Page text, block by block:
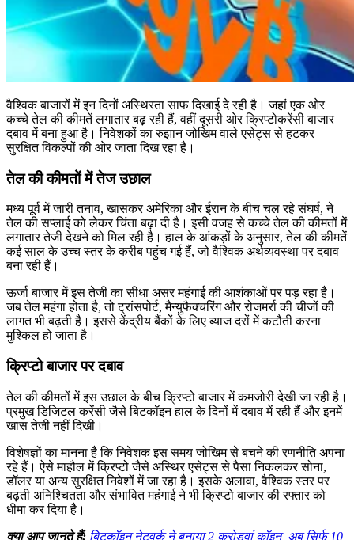
वैश्विक बाजारों में इन दिनों अस्थिरता साफ दिखाई दे रही है। जहां एक ओर
कच्चे तेल की कीमतें लगातार बढ़ रही हैं, वहीं दूसरी ओर क्रिप्टोकरेंसी बाजार
दबाव में बना हुआ है। निवेशकों का रुझान जोखिम वाले एसेट्स से हटकर
सुरक्षित विकल्पों की ओर जाता दिख रहा है।
तेल की कीमतों में तेज उछाल
मध्य पूर्व में जारी तनाव, खासकर अमेरिका और ईरान के बीच चल रहे संघर्ष, ने
तेल की सप्लाई को लेकर चिंता बढ़ा दी है। इसी वजह से कच्चे तेल की कीमतों में
लगातार तेजी देखने को मिल रही है। हाल के आंकड़ों के अनुसार, तेल की कीमतें
कई साल के उच्च स्तर के करीब पहुंच गई हैं, जो वैश्विक अर्थव्यवस्था पर दबाव
बना रही हैं।
ऊर्जा बाजार में इस तेजी का सीधा असर महंगाई की आशंकाओं पर पड़ रहा है।
जब तेल महंगा होता है, तो ट्रांसपोर्ट, मैन्युफैक्चरिंग और रोजमर्रा की चीजों की
लागत भी बढ़ती है। इससे केंद्रीय बैंकों के लिए ब्याज दरों में कटौती करना
मुश्किल हो जाता है।
क्रिप्टो बाजार पर दबाव
तेल की कीमतों में इस उछाल के बीच क्रिप्टो बाजार में कमजोरी देखी जा रही है।
प्रमुख डिजिटल करेंसी जैसे बिटकॉइन हाल के दिनों में दबाव में रही हैं और इनमें
खास तेजी नहीं दिखी।
विशेषज्ञों का मानना है कि निवेशक इस समय जोखिम से बचने की रणनीति अपना
रहे हैं। ऐसे माहौल में क्रिप्टो जैसे अस्थिर एसेट्स से पैसा निकलकर सोना,
डॉलर या अन्य सुरक्षित निवेशों में जा रहा है। इसके अलावा, वैश्विक स्तर पर
बढ़ती अनिश्चितता और संभावित महंगाई ने भी क्रिप्टो बाजार की रफ्तार को
धीमा कर दिया है।
क्या आप जानते हैं: बिटकॉइन नेटवर्क ने बनाया 2 करोड़वां कॉइन, अब सिर्फ 10